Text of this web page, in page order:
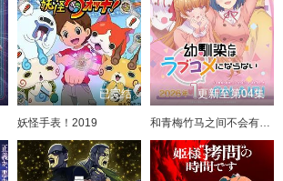
已完结
妖怪手表！2019
更新至第04集
和青梅竹马之间不会有恋爱喜剧